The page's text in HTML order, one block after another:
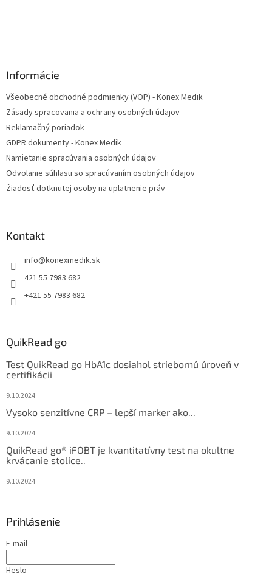
Informácie
Všeobecné obchodné podmienky (VOP) - Konex Medik
Zásady spracovania a ochrany osobných údajov
Reklamačný poriadok
GDPR dokumenty - Konex Medik
Namietanie spracúvania osobných údajov
Odvolanie súhlasu so spracúvaním osobných údajov
Žiadosť dotknutej osoby na uplatnenie práv
Kontakt
info@konexmedik.sk
421 55 7983 682
+421 55 7983 682
QuikRead go
Test QuikRead go HbA1c dosiahol striebornú úroveň v
certifikácii
9.10.2024
Vysoko senzitívne CRP – lepší marker ako...
9.10.2024
QuikRead go® iFOBT je kvantitatívny test na okultne
krvácanie stolice..
9.10.2024
Prihlásenie
E-mail
Heslo